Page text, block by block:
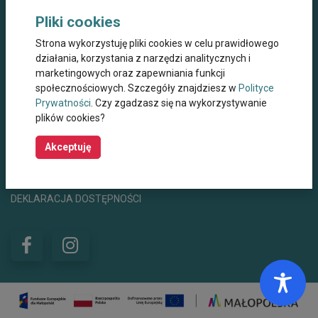
Pliki cookies
Strona wykorzystuję pliki cookies w celu prawidłowego
działania, korzystania z narzędzi analitycznych i
marketingowych oraz zapewniania funkcji
społecznościowych. Szczegóły znajdziesz w Polityce
Prywatności . Czy zgadzasz się na wykorzystywanie
plików cookies?
Akceptuję
Miejskie Centrum Opieki dla Osób Starszych,
Przewlekle Niepełnosprawnych oraz
Niesamodzielnych w Krakowie
ul. Wielicka 267, 30-663 Kraków
+48 12 44 67 565
mco@mco.krakow.pl
Godziny otwarcia
DEKLARACJA DOSTĘPNOŚCI